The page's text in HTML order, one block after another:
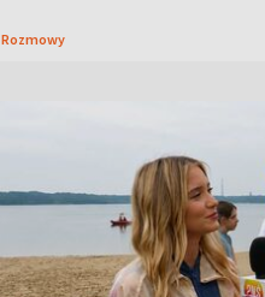
Rozmowy